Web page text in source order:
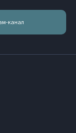
канал